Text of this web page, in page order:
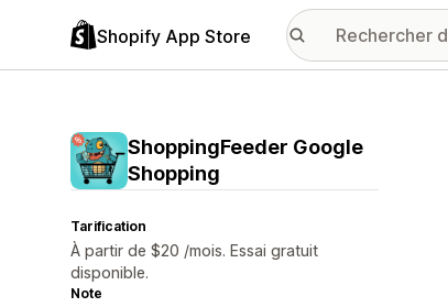
Shopify App Store
ShoppingFeeder Google
Shopping
Tarification
À partir de $20 /mois. Essai gratuit
disponible.
Note